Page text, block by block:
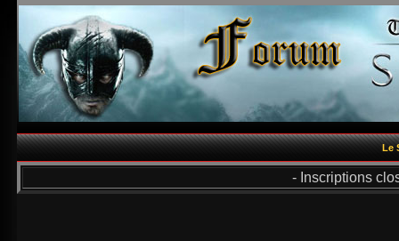
Le
- Inscriptions